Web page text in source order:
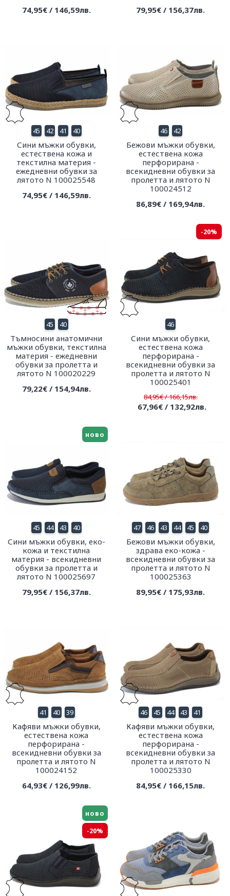
74,95€ / 146,59лв.
79,95€ / 156,37лв.
45 42 41 40
Сини мъжки обувки,
естествена кожа и
текстилна материя -
ежедневни обувки за
лятото N 100025548
74,95€ / 146,59лв.
46 42
Бежови мъжки обувки,
естествена кожа
перфорирана -
всекидневни обувки за
пролетта и лятото N
100024512
86,89€ / 169,94лв.
45 40
Тъмносини анатомични
мъжки обувки, текстилна
материя - ежедневни
обувки за пролетта и
лятото N 100020229
79,22€ / 154,94лв.
-20%
46
Сини мъжки обувки,
естествена кожа
перфорирана -
всекидневни обувки за
пролетта и лятото N
100025401
84,95€ / 166,15лв.
67,96€ / 132,92лв.
ново
45 44 43 40
Сини мъжки обувки, еко-
кожа и текстилна
материя - всекидневни
обувки за пролетта и
лятото N 100025697
79,95€ / 156,37лв.
47 46 43 44 45 40
Бежови мъжки обувки,
здрава еко-кожа -
всекидневни обувки за
пролетта и лятото N
100025363
89,95€ / 175,93лв.
41 40 39
Кафяви мъжки обувки,
естествена кожа
перфорирана -
всекидневни обувки за
пролетта и лятото N
100024152
64,93€ / 126,99лв.
46 45 44 43 41
Кафяви мъжки обувки,
естествена кожа
перфорирана -
всекидневни обувки за
пролетта и лятото N
100025330
84,95€ / 166,15лв.
ново
-20%